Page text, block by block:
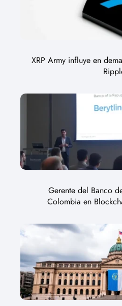
XRP Army influye en
Gerente del Banco
Colombia en